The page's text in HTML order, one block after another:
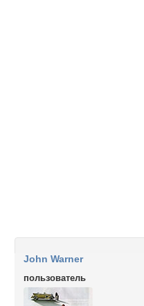
John Warner
пользователь